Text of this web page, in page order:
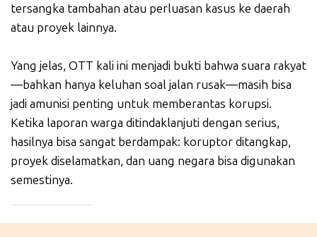
tersangka tambahan atau perluasan kasus ke daerah
atau proyek lainnya.
Yang jelas, OTT kali ini menjadi bukti bahwa suara rakyat
—bahkan hanya keluhan soal jalan rusak—masih bisa
jadi amunisi penting untuk memberantas korupsi.
Ketika laporan warga ditindaklanjuti dengan serius,
hasilnya bisa sangat berdampak: koruptor ditangkap,
proyek diselamatkan, dan uang negara bisa digunakan
semestinya.